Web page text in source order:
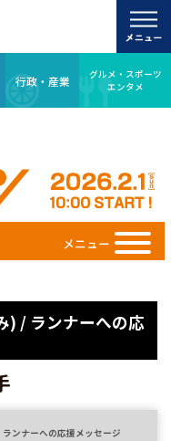
行政・産業
グルメ・スポーツ
エンタメ
メニュー
) / ランナーへの応
ランナーへの応援メッセージ